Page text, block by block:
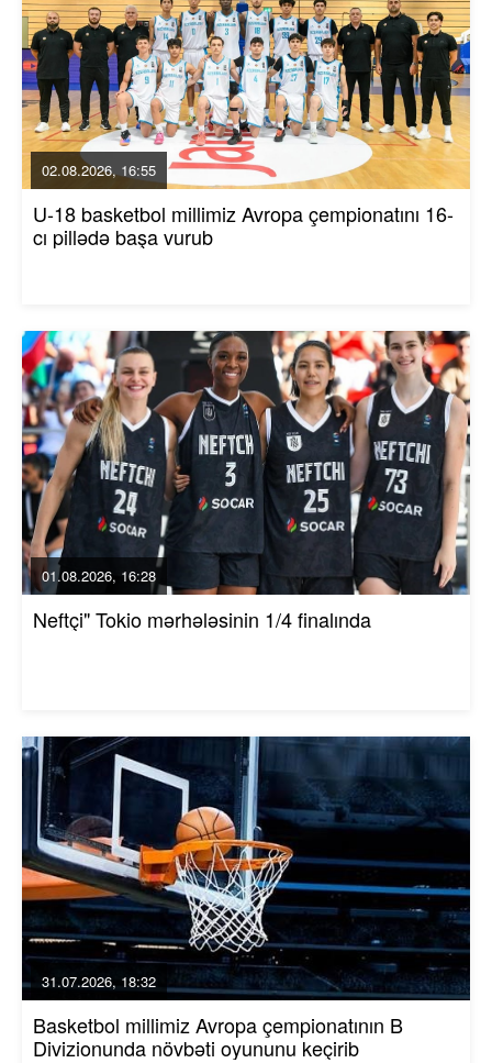
02.08.2026, 16:55
U-18 basketbol millimiz Avropa çempionatını 16-
cı pillədə başa vurub
01.08.2026, 16:28
Neftçi" Tokio mərhələsinin 1/4 finalında
31.07.2026, 18:32
Basketbol millimiz Avropa çempionatının B
Divizionunda növbəti oyununu keçirib